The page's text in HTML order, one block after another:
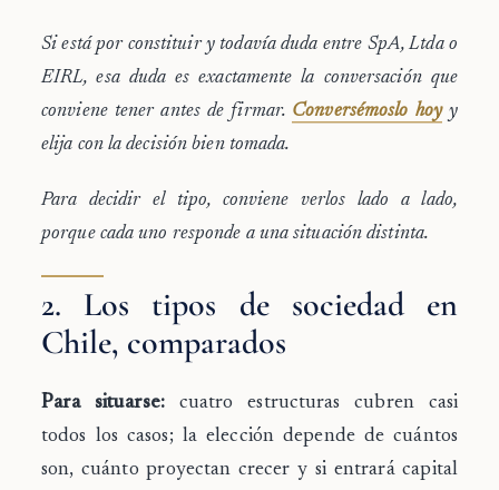
Si está por constituir y todavía duda entre SpA, Ltda o
EIRL, esa duda es exactamente la conversación que
conviene tener antes de firmar. Conversémoslo hoyy
elija con la decisión bien tomada.
Para decidir el tipo, conviene verlos lado a lado,
porque cada uno responde a una situación distinta.
2. Los tipos de sociedad en
Chile, comparados
Para situarse: cuatro estructuras cubren casi
todos los casos; la elección depende de cuántos
son, cuánto proyectan crecer y si entrará capital